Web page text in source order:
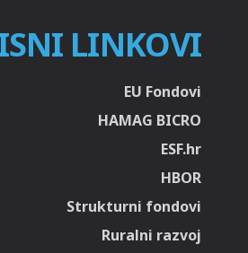
LINKOVI
EU Fondovi
HAMAG BICRO
ESF.hr
HBOR
Strukturni fondovi
Ruralni razvoj